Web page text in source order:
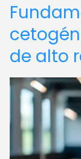
de alto